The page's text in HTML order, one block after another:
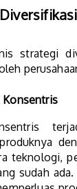
strategi
teknologi,
sudah